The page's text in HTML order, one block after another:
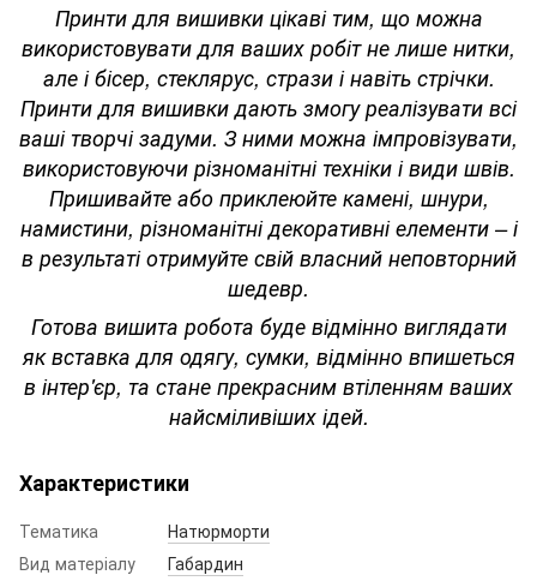
Принти для вишивки цікаві тим, що можна
використовувати для ваших робіт не лише нитки,
але і бісер, стеклярус, стрази і навіть стрічки.
Принти для вишивки дають змогу реалізувати всі
ваші творчі задуми. З ними можна імпровізувати,
використовуючи різноманітні техніки і види швів.
Пришивайте або приклеюйте камені, шнури,
намистини, різноманітні декоративні елементи – і
в результаті отримуйте свій власний неповторний
шедевр.
Готова вишита робота буде відмінно виглядати
як вставка для одягу, сумки, відмінно впишеться
в інтер'єр, та стане прекрасним втіленням ваших
найсміливіших ідей.
Характеристики
Тематика
Натюрморти
Вид матеріалу
Габардин